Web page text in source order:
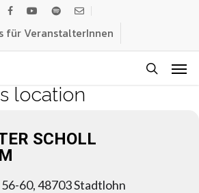
facebook
youtubespotifyemail
für VeranstalterInnen
location
SCHOLL
60, 48703 Stadtlohn